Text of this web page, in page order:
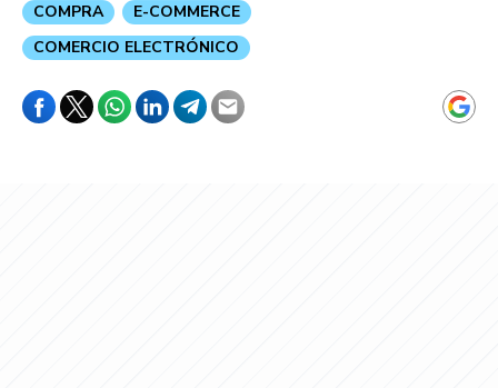
COMPRA
E-COMMERCE
COMERCIO ELECTRÓNICO